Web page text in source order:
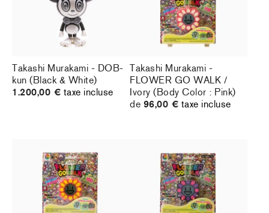
Takashi Murakami - DOB-
kun (Black & White)
1.200,00 € taxe incluse
Takashi Murakami -
FLOWER GO WALK /
Ivory (Body Color : Pink)
de 96,00 € taxe incluse